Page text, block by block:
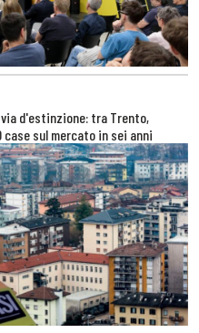
d'estinzione: tra Trento,
case sul mercato in sei anni